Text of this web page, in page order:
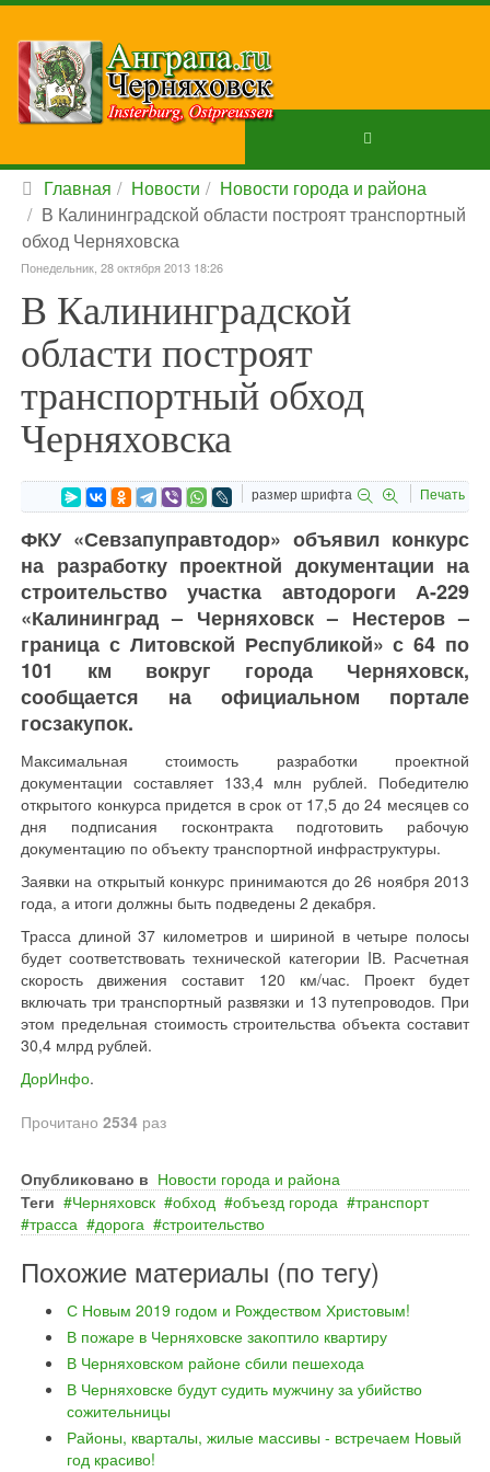
Главная Новости
Новости города и района
В Калининградской области построят транспортный
обход Черняховска
Понедельник, 28 октября 2013 18:26
В Калининградской
области построят
транспортный обход
Черняховска
размер шрифта Печать
ФКУ «Севзапуправтодор» объявил конкурс
на разработку проектной документации на
строительство участка автодороги А-229
«Калининград – Черняховск – Нестеров –
граница с Литовской Республикой» с 64 по
101 км вокруг города Черняховск,
сообщается на официальном портале
госзакупок.
Максимальная стоимость разработки проектной
документации составляет 133,4 млн рублей. Победителю
открытого конкурса придется в срок от 17,5 до 24 месяцев со
дня подписания госконтракта подготовить рабочую
документацию по объекту транспортной инфраструктуры.
Заявки на открытый конкурс принимаются до 26 ноября 2013
года, а итоги должны быть подведены 2 декабря.
Трасса длиной 37 километров и шириной в четыре полосы
будет соответствовать технической категории IВ. Расчетная
скорость движения составит 120 км/час. Проект будет
включать три транспортный развязки и 13 путепроводов. При
этом предельная стоимость строительства объекта составит
30,4 млрд рублей.
ДорИнфо.
Прочитано 2534 раз
Опубликовано в Новости города и района
Теги
Черняховск обход объезд города
транспорт
трасса
дорога строительство
Похожие материалы (по тегу)
С Новым 2019 годом и Рождеством Христовым!
В пожаре в Черняховске закоптило квартиру
В Черняховском районе сбили пешехода
В Черняховске будут судить мужчину за убийство
сожительницы
Районы, кварталы, жилые массивы - встречаем Новый
год красиво!